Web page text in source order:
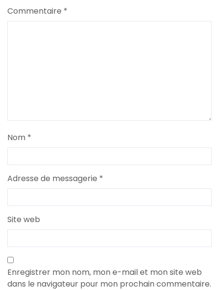
Commentaire *
Nom *
Adresse de messagerie *
Site web
Enregistrer mon nom, mon e-mail et mon site web
dans le navigateur pour mon prochain commentaire.